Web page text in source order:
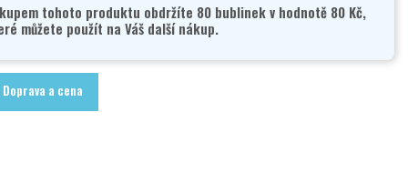
tohoto produktu obdržíte 80 bublinek v hodnotě 80 Kč,
můžete použít na Váš další nákup.
Doprava a cena